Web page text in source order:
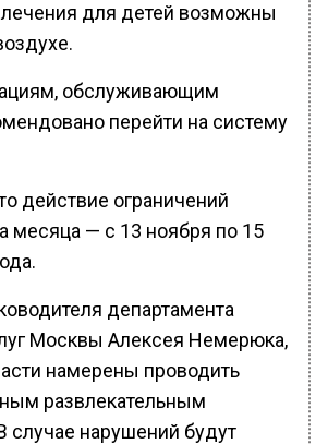
для детей возможны
обслуживающим
перейти на систему
действие ограничений
месяца — с 13 ноября по 15
департамента
Москвы Алексея Немерюка,
намерены проводить
развлекательным
случае нарушений будут